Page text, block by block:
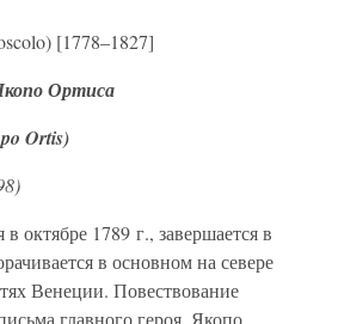
[1778–1827]
Ортиса
Ortis)
октябре 1789 г., завершается в
в основном на севере
Венеции. Повествование
главного героя, Якопо